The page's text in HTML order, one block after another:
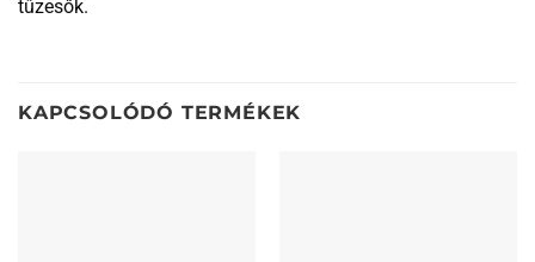
tűzesők.
KAPCSOLÓDÓ TERMÉKEK